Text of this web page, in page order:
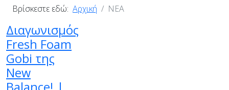
Βρίσκεστε εδώ: Αρχική ΝΕΑ
Διαγωνισμός
Fresh Foam
Gobi της
New